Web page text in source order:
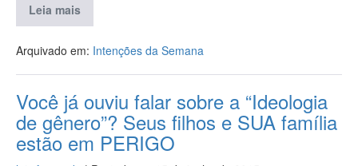
Leia mais
Arquivado em: Intenções da Semana
Você já ouviu falar sobre a “Ideologia
de gênero”? Seus filhos e SUA família
estão em PERIGO